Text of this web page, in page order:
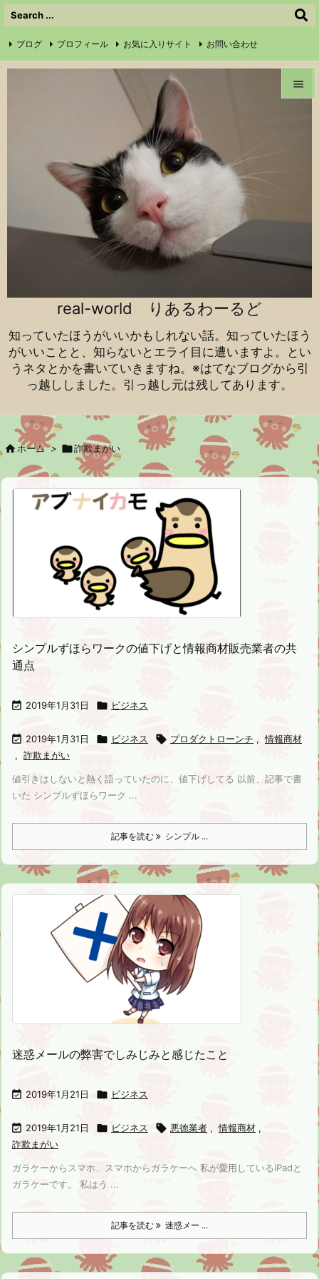
real-world りあるわーるど
知っていたほうがいいかもしれない話。知っていたほう
がいいことと、知らないとエライ目に遭いますよ。とい
うネタとかを書いていきますね。※はてなブログから引
っ越ししました。引っ越し元は残してあります。

ブログ プロフィール お気に入りサイト お問い合わせ
信仰の証 Instagram
ホーム > 詐欺まがい
シンプルずほらワークの値下げと情報商材販売業者の共
通点
 2019年1月31日  ビジネス
 2019年1月31日  ビジネス  プロダクトローンチ , 情報商材
, 詐欺まがい
値引きはしないと熱く語っていたのに、値下げしてる 以前、記事で書
いた シンプルずほらワーク ...
記事を読む シンプル ...
迷惑メールの弊害でしみじみと感じたこと
 2019年1月21日  ビジネス
 2019年1月21日  ビジネス  悪徳業者 , 情報商材 ,
詐欺まがい
ガラケーからスマホ、スマホからガラケーへ 私が愛用しているiPadと
ガラケーです。 私はう ...
記事を読む 迷惑メー ...